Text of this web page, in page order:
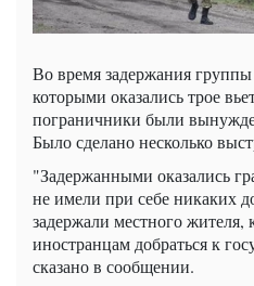
Во время задержания
которыми оказались трое
пограничники были
Было сделано несколько
"Задержанными оказались
не имели при себе никаких
задержали местного жителя,
иностранцам добраться к
сказано в сообщении.